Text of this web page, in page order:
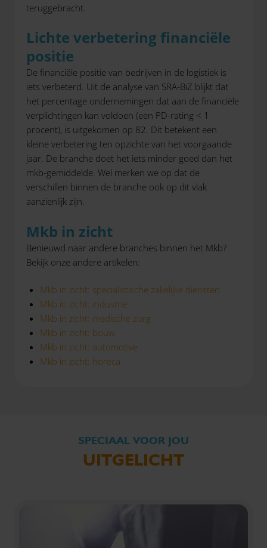
teruggebracht.
Lichte verbetering financiële
positie
De financiële positie van bedrijven in de logistiek is
iets verbeterd. Uit de analyse van SRA-BiZ blijkt dat
het percentage ondernemingen dat aan de financiële
verplichtingen kan voldoen (een PD-rating < 1
procent), is uitgekomen op 82. Dit betekent een
kleine verbetering ten opzichte van het voorgaande
jaar. De branche doet het iets minder goed dan het
mkb-gemiddelde. Wel merken we op dat de
verschillen binnen de branche ook op dit vlak
aanzienlijk zijn.
Mkb in zicht
Benieuwd naar andere branches binnen het Mkb?
Bekijk onze andere artikelen:
Mkb in zicht: specialistische zakelijke diensten
Mkb in zicht: industrie
Mkb in zicht: medische zorg
Mkb in zicht: bouw
Mkb in zicht: automotive
Mkb in zicht: horeca
SPECIAAL VOOR JOU
UITGELICHT